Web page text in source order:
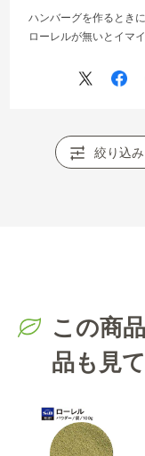
ハンバーグを作るとき
ローレルが無いとイマ
絞り込み
この商
品も見